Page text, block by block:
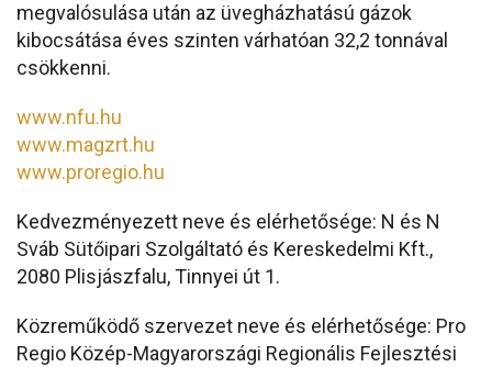
megvalósulása után az üvegházhatású gázok
kibocsátása éves szinten várhatóan 32,2 tonnával
csökkenni.
www.nfu.hu
www.magzrt.hu
www.proregio.hu
Kedvezményezett neve és elérhetősége: N és N
Sváb Sütőipari Szolgáltató és Kereskedelmi Kft.,
2080 Plisjászfalu, Tinnyei út 1.
Közreműködő szervezet neve és elérhetősége: Pro
Regio Közép-Magyarországi Regionális Fejlesztési